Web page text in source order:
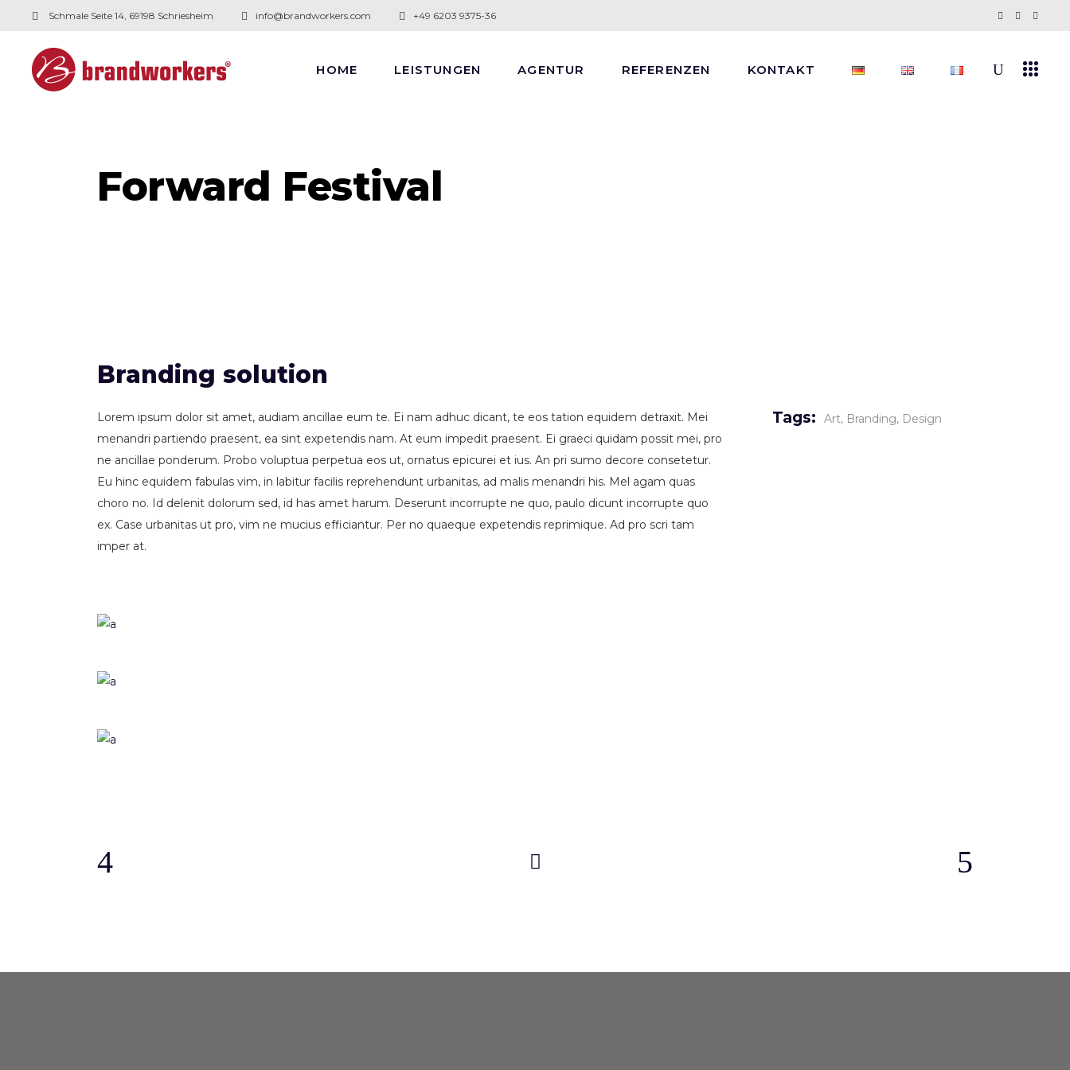
Schmale Seite 14, 69198 Schriesheim info@brandworkers.com +49 6203 9375-36
HOME LEISTUNGEN AGENTUR REFERENZEN KONTAKT
Forward Festival
Branding solution
Lorem ipsum dolor sit amet, audiam ancillae eum te. Ei nam adhuc dicant, te eos tation equidem detraxit. Mei
menandri partiendo praesent, ea sint expetendis nam. At eum impedit praesent. Ei graeci quidam possit mei, pro
ne ancillae ponderum. Probo voluptua perpetua eos ut, ornatus epicurei et ius. An pri sumo decore consetetur.
Eu hinc equidem fabulas vim, in labitur facilis reprehendunt urbanitas, ad malis menandri his. Mel agam quas
choro no. Id delenit dolorum sed, id has amet harum. Deserunt incorrupte ne quo, paulo dicunt incorrupte quo
ex. Case urbanitas ut pro, vim ne mucius efficiantur. Per no quaeque expetendis reprimique. Ad pro scri tam
imper at.
Tags: Art Branding Design